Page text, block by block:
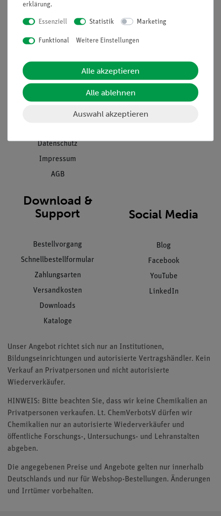
Informationen
Projekte und Lösungen
Presse
Datenschutz
Impressum
AGB
Service
Beratung & Showroom
Inventarisierungs- &
Inbetriebnahme & Schulungen
Download &
Support
Bestellvorgang
Schnellbestellformular
Zahlungsarten
Versandkosten
Downloads
Kataloge
Social Media
Blog
Facebook
YouTube
LinkedIn
Unser Angebot richtet sich nur an Institutionen,
Bildungseinrichtungen und autorisierte Vertragshändler. Kein
Verkauf an Privatpersonen und nicht autorisierte
Wiederverkäufer.
HINWEIS: Bitte beachten Sie, dass wir keine Chemikalien an
Privatpersonen verkaufen. Lt. ChemVerbotsV dürfen wir
Chemikalien nur an autorisierte Wiederverkäufer und
öffentliche Forschungs-, Untersuchungs- und Lehranstalten
abgeben.
Die angegebenen Preise und Angebote gelten nur innerhalb
Deutschlands und nur für Webshop-Bestellungen. Änderungen
und Irrtümer vorbehalten.
erklärung.
Essenziell Statistik Marketing
Funktional Weitere Einstellungen
Alle akzeptieren
Alle ablehnen
Auswahl akzeptieren